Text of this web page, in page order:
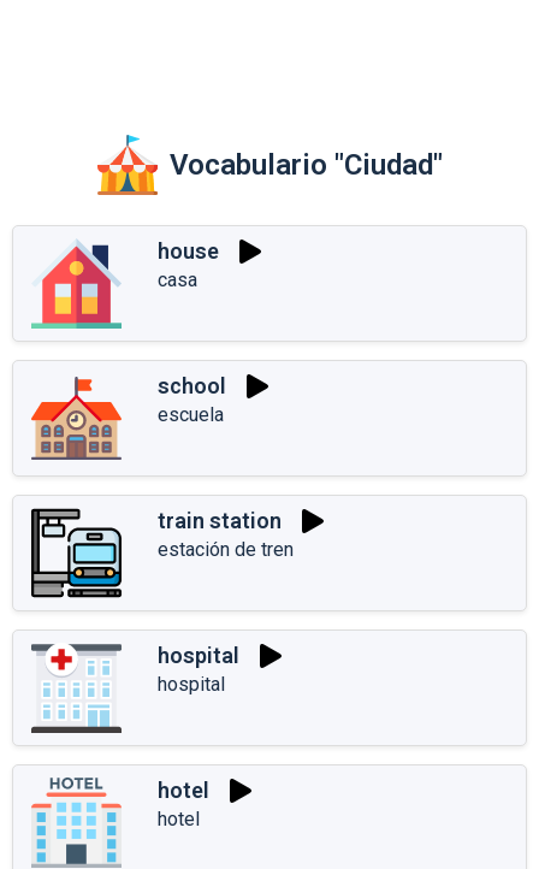
Vocabulario "Ciudad"
house
casa
school
escuela
train station
estación de tren
hospital
hospital
hotel
hotel